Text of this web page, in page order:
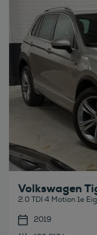
Volkswagen
2.0 TDI 4 Motion 1e
2019